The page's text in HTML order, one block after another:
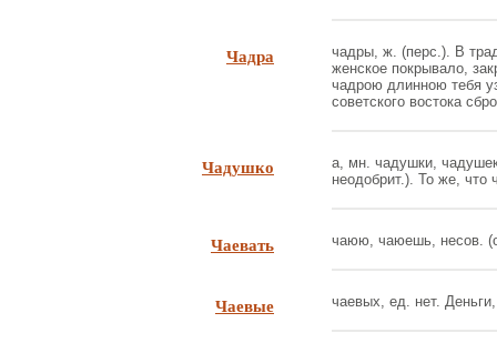
Чадра
чадры, ж. (перс.). В
женское покрывало,
чадрою длинною тебя
советского востока
Чадушко
а, мн. чадушки,
неодобрит.). То же, что
Чаевать чаюю, чаюешь, несов.
Чаевые чаевых, ед. нет.